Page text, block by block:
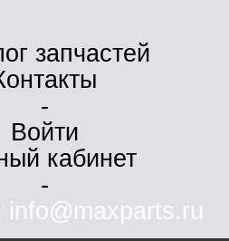
запчастей
-
Войти
кабинет
-
info@maxparts.ru